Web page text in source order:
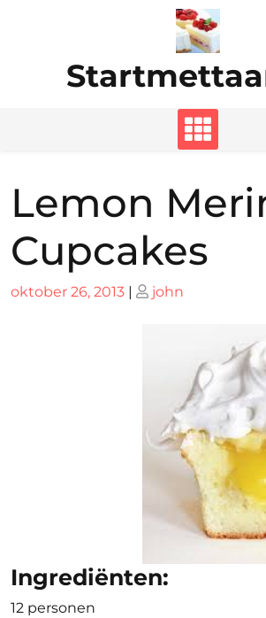
Lemon
Cupcakes
Geplaatst
oktober 26, 2013 | Geplaatst
john
Ingrediënten:
12 personen